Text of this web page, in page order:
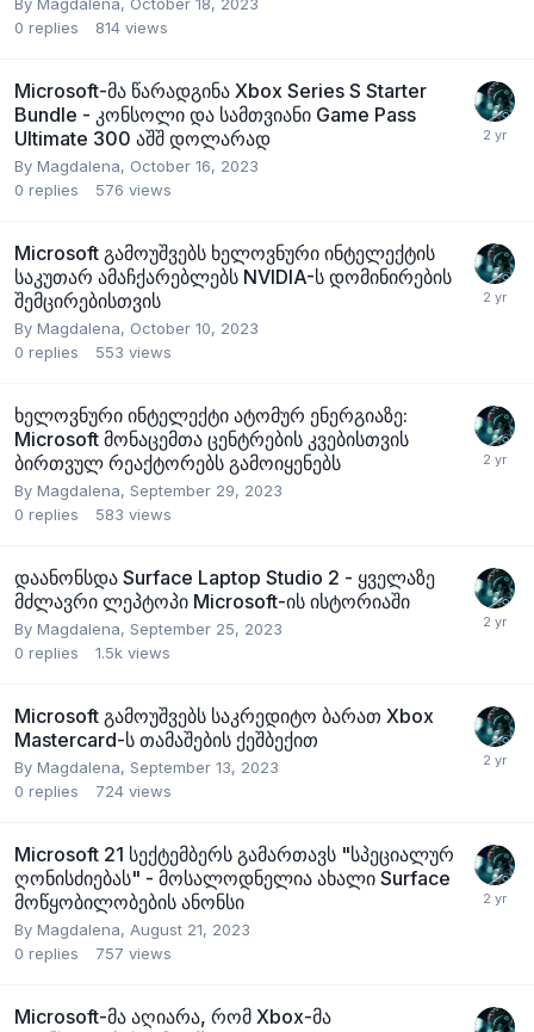
0 replies 814 views
Microsoft-მა წარადგინა Xbox Series S Starter
Bundle - კონსოლი და სამთვიანი Game Pass
Ultimate 300 აშშ დოლარად
By Magdalena, October 16, 2023
0 replies 576 views
Microsoft გამოუშვებს ხელოვნური ინტელექტის
საკუთარ ამაჩქარებლებს NVIDIA-ს დომინირების
შემცირებისთვის
By Magdalena, October 10, 2023
0 replies 553 views
ხელოვნური ინტელექტი ატომურ ენერგიაზე:
Microsoft მონაცემთა ცენტრების კვებისთვის
ბირთვულ რეაქტორებს გამოიყენებს
By Magdalena, September 29, 2023
0 replies 583 views
დაანონსდა Surface Laptop Studio 2 - ყველაზე
მძლავრი ლეპტოპი Microsoft-ის ისტორიაში
By Magdalena, September 25, 2023
0 replies 1.5k views
Microsoft გამოუშვებს საკრედიტო ბარათ Xbox
Mastercard-ს თამაშების ქეშბექით
By Magdalena, September 13, 2023
0 replies 724 views
Microsoft 21 სექტემბერს გამართავს "სპეციალურ
ღონისძიებას" - მოსალოდნელია ახალი Surface
მოწყობილობების ანონსი
By Magdalena, August 21, 2023
0 replies 757 views
Microsoft-მა აღიარა, რომ Xbox-მა